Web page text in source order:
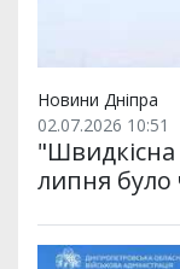
Новини Дніпра
02.07.2026 10:51
"Швидкісна
липня було